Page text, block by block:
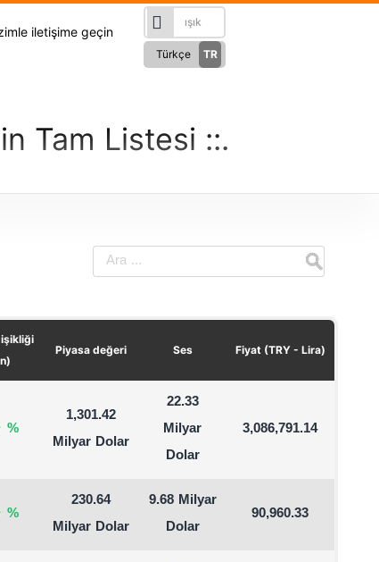
TR
Türkçe
Русский
FR
French
FA فارسی
AR العربی
iletişime geçin
Tam Listesi
Piyasa değeri Ses Fiyat (TRY - Lira)
%
1,301.42
Milyar Dolar
22.33
Milyar
Dolar
3,086,791.14
%
230.64
Milyar Dolar
9.68 Milyar
Dolar
90,960.33